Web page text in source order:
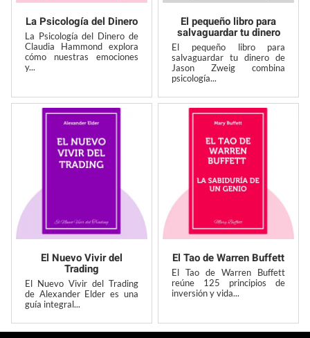
La Psicología del Dinero
La Psicología del Dinero de
Claudia Hammond explora
cómo nuestras emociones
y...
El pequeño libro para
salvaguardar tu dinero
El pequeño libro para
salvaguardar tu dinero de
Jason Zweig combina
psicología...
El Nuevo Vivir del
Trading
El Nuevo Vivir del Trading
de Alexander Elder es una
guía integral...
El Tao de Warren Buffett
El Tao de Warren Buffett
reúne 125 principios de
inversión y vida...